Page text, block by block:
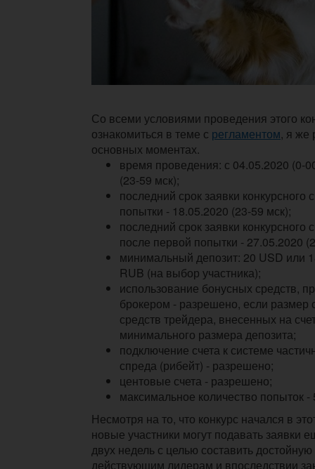
Со всеми условиями проведения этого
ознакомиться в теме с регламентом, я же
основных моментах.
время проведения: с 04.05.2020 (0-
(23-59 мск);
последний срок заявки конкурсного
попытки - 18.05.2020 (23-59 мск);
последний срок заявки
после первой попытки - 27.05.2020
минимальный депозит: 20 USD или
RUB (на выбор участника);
использование бонусных средств,
брокером - разрешено, если размер
средств трейдера, внесенных на
минимального размера депозита;
подключение счета к системе
спреда (рибейт) - разрешено;
центовые счета - разрешено;
максимальное количество попыток -
Несмотря на то, что конкурс начался в
новые участники могут подавать заявки
двух недель с целью составить
действующим лидерам и впоследствии